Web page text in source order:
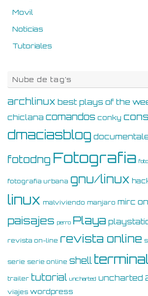
Movil
Noticias
Tutoriales
Nube de tag’s
archlinux best plays of the
chiclana comandos conky
dmaciasblog
fotodng Fotografia
fotografia urbana gnu/linux
linux malviviendo manjaro mirc
paisajes perro Playa
revista on-line revista online
serie serie online shell
trailer tutorial uncharted uncharted
viajes wordpress